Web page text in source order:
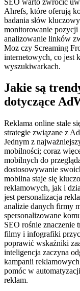
Ahrefs, które oferują
badania słów
monitorowanie
analizowanie linków
Moz czy Screaming
internetowych, co jest
wyszukiwarkach.
Jakie są
dotyczące
Reklama online stale
strategie związane z
Jednym z
mobilności; coraz
mobilnych do
dostosowywanie
mobilna staje się
reklamowych, jak i
jest personalizacja
analizie danych firmy
spersonalizowane
SEO rośnie znaczenie
filmy i infografiki
poprawić wskaźniki
inteligencja zaczyna
kampanii
pomóc w
reklam.